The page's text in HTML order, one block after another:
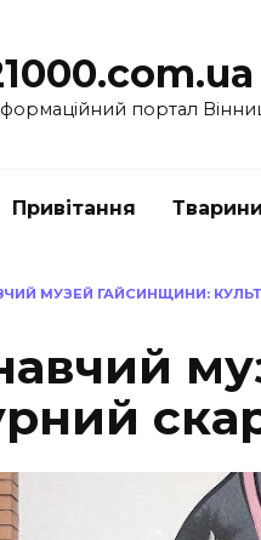
портал
Привітання Тварини
МУЗЕЙ ГАЙСИНЩИНИ: